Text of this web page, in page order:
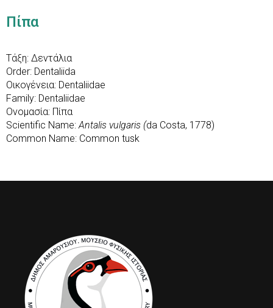
Πίπα
Τάξη: Δεντάλια
Order: Dentaliida
Οικογένεια: Dentaliidae
Family: Dentaliidae
Ονομασία: Πίπα
Scientific Name:Antalis vulgaris (da Costa, 1778)
Common Name: Common tusk